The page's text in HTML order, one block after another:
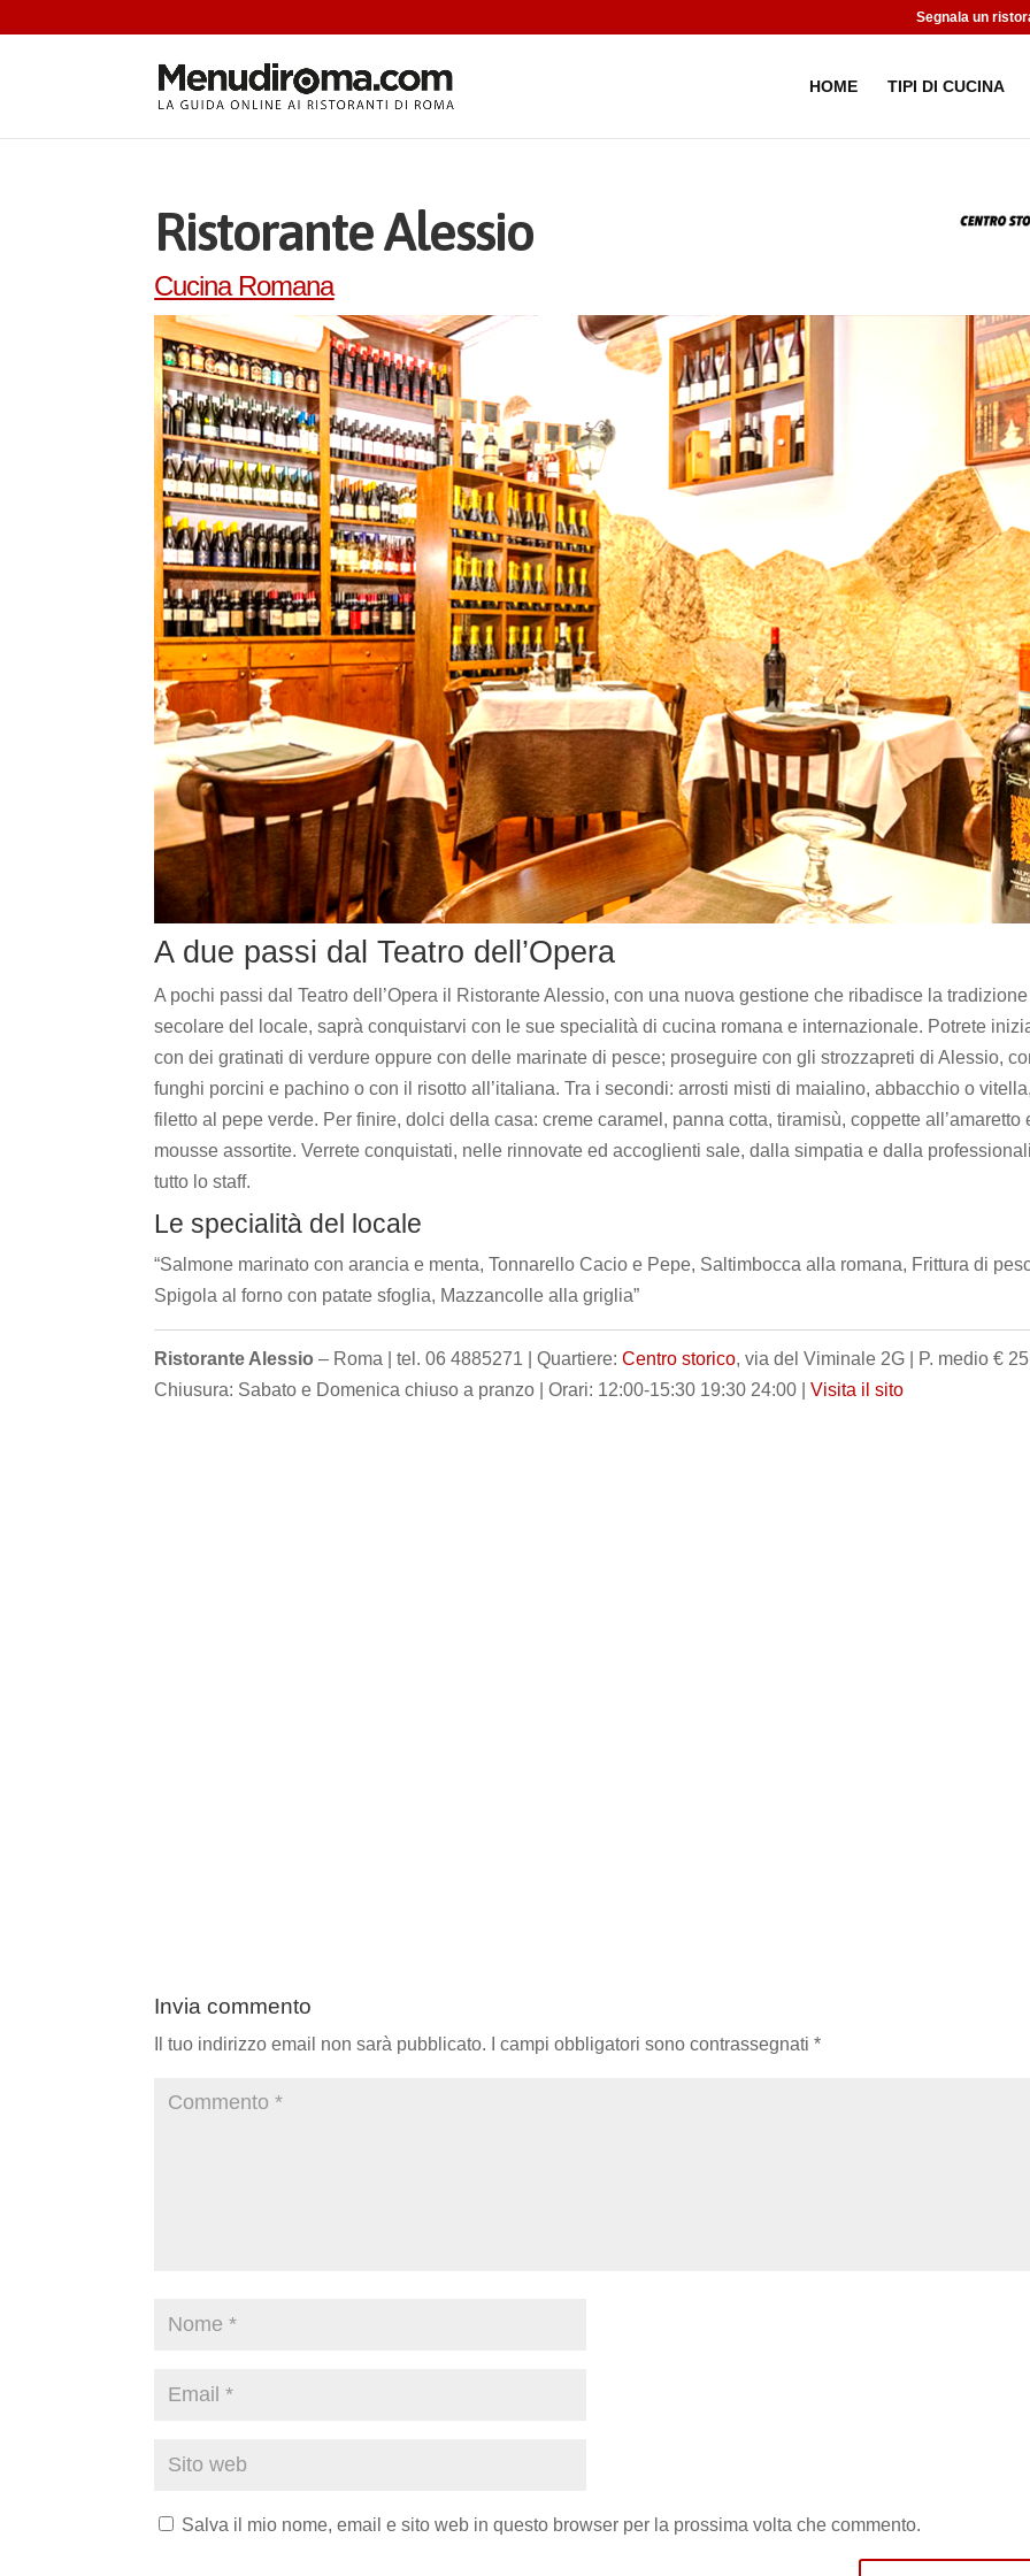
Segnala un
HOME TIPI DI CUCINA
Ristorante Alessio
Cucina Romana
A due passi dal Teatro dell’Opera
A pochi passi dal Teatro dell’Opera il Ristorante Alessio, con una nuova gestione che ribadisce la tradizione
secolare del locale, saprà conquistarvi con le sue specialità di cucina romana e internazionale. Potrete
con dei gratinati di verdure oppure con delle marinate di pesce; proseguire con gli strozzapreti di Alessio,
funghi porcini e pachino o con il risotto all’italiana. Tra i secondi: arrosti misti di maialino, abbacchio o vitella,
filetto al pepe verde. Per finire, dolci della casa: creme caramel, panna cotta, tiramisù, coppette all’amaretto
mousse assortite. Verrete conquistati, nelle rinnovate ed accoglienti sale, dalla simpatia e dalla
tutto lo staff.
Le specialità del locale
“Salmone marinato con arancia e menta, Tonnarello Cacio e Pepe, Saltimbocca alla romana, Frittura di
Spigola al forno con patate sfoglia, Mazzancolle alla griglia”
Ristorante Alessio – Roma | tel. 06 4885271 | Quartiere:Centro storico, via del Viminale 2G | P. medio € 25 |
Chiusura: Sabato e Domenica chiuso a pranzo | Orari: 12:00-15:30 19:30 24:00 |Visita il sito
Invia commento
Il tuo indirizzo email non sarà pubblicato. I campi obbligatori sono contrassegnati*
Salva il mio nome, email e sito web in questo browser per la prossima volta che commento.